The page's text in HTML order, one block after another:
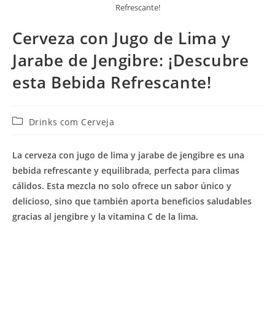
Refrescante!
Cerveza con Jugo de Lima y
Jarabe de Jengibre: ¡Descubre
esta Bebida Refrescante!
Categoría
entrada:
Drinks com Cerveja
La cerveza con jugo de lima y jarabe de jengibre es una
bebida refrescante y equilibrada, perfecta para climas
cálidos. Esta mezcla no solo ofrece un sabor único y
delicioso, sino que también aporta beneficios saludables
gracias al jengibre y la vitamina C de la lima.